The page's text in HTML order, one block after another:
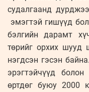
судалгаанд
эмэгтэй гишүүд
бэлгийн дарамт
төрийг орхих шууд
нэгдсэн гэсэн
эрэгтэйчүүд
өртдөг буюу 2000